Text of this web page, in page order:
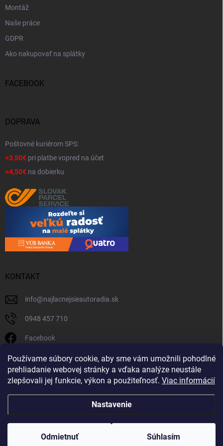
Používame súbory cookie, aby sme vám umožnili pohodlné
prehliadanie webovej stránky a vďaka analýze neustále
zlepšovali jej funkcie, výkon a použiteľnosť. Viac informácií
Nastavenie
Odmietnuť Súhlasím
Montáž
Naše práce
GDPR
Ako nakupovať na splátky
FACEBOOK
DOPRAVA
Poštovné kuriérom SPS:
=3,50€ pri platbe vopred na účet
=4,50€ na dobierku
KONTAKT
info@najlacnejsieautoradia.sk
0948 457 710
Facebook
najlacnejsieautoradia.sk
Youtube
Copyright 2026Najlacnejsieautoradia.sk. Všetky práva vyhradené.Upraviť